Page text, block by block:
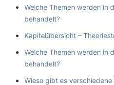
Welche Themen werden in
behandelt?
Kapitelübersicht –
Welche Themen werden in
behandelt?
Wieso gibt es